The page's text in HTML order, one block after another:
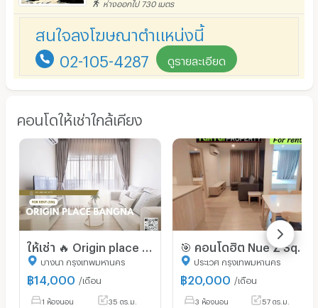
ห่างออกไป 730 เมตร
สนใจลงโฆษณาตำแหน่งนี้
02-105-4287 ดูรายละเอียด
คอนโดให้เช่าใกล้เคียง
บางนา กรุงเทพมหานคร
฿14,000 /เดือน
1 ห้องนอน 35 ตร.ม.
ประเวศ กรุงเทพมหานคร
฿20,000 /เดือน
3 ห้องนอน 57 ตร.ม.